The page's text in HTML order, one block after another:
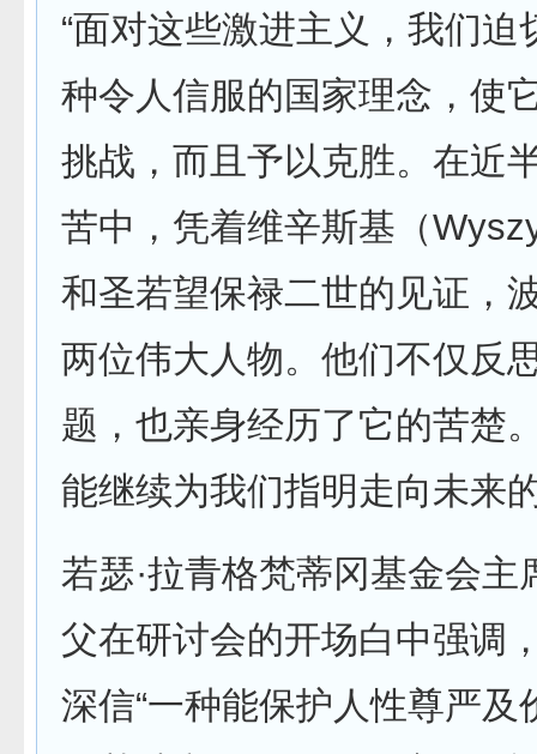
“面对这些激进主义，我们迫
种令人信服的国家理念，使
挑战，而且予以克胜。在近
苦中，凭着维辛斯基（
和圣若望保禄二世的见证，
两位伟大人物。他们不仅反
题，也亲身经历了它的苦楚
能继续为我们指明走向未来
若瑟·拉青格梵蒂冈基金会主
父在研讨会的开场白中强调
深信“一种能保护人性尊严及